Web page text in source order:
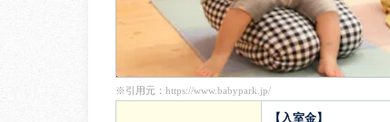
※引用元： https://www.babypark.jp/
【入室金】